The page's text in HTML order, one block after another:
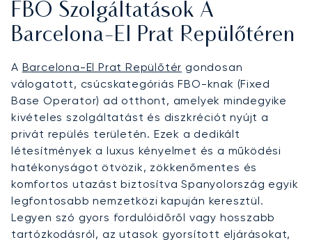
FBO Szolgáltatások A
Barcelona-El Prat Repülőtéren
A Barcelona-El Prat Repülőtér gondosan
válogatott, csúcskategóriás FBO-knak (Fixed
Base Operator) ad otthont, amelyek mindegyike
kivételes szolgáltatást és diszkréciót nyújt a
privát repülés területén. Ezek a dedikált
létesítmények a luxus kényelmet és a működési
hatékonyságot ötvözik, zökkenőmentes és
komfortos utazást biztosítva Spanyolország egyik
legfontosabb nemzetközi kapuján keresztül.
Legyen szó gyors fordulóidőről vagy hosszabb
tartózkodásról, az utasok gyorsított eljárásokat,